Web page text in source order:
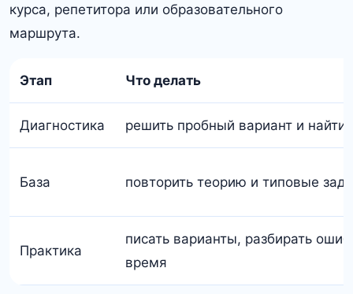
курса, репетитора или образовательного
маршрута.
Этап Что делать
Диагностика решить пробный вариант и
База повторить теорию и типовые
Практика
писать варианты, разбирать
время